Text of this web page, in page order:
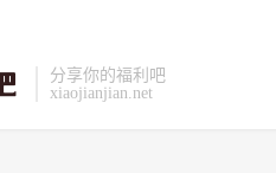
分享你的福利吧
xiaojianjian.net